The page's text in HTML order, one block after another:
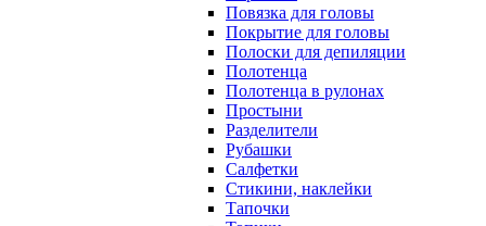
Повязка для головы
Покрытие для головы
Полоски для депиляции
Полотенца
Полотенца в рулонах
Простыни
Разделители
Рубашки
Салфетки
Стикини, наклейки
Тапочки